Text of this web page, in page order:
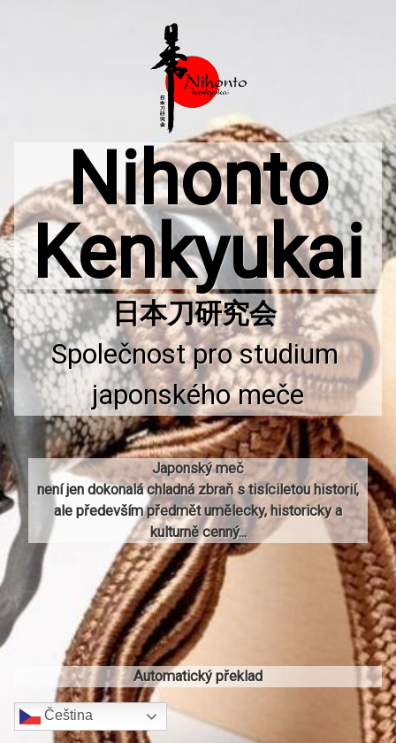
Nihonto
Kenkyukai
Společnost pro studium
japonského meče
Japonský meč
není jen dokonalá chladná zbraň s tisíciletou historií,
ale především předmět umělecky, historicky a
kulturně cenný...
Automatický překlad
Čeština‎